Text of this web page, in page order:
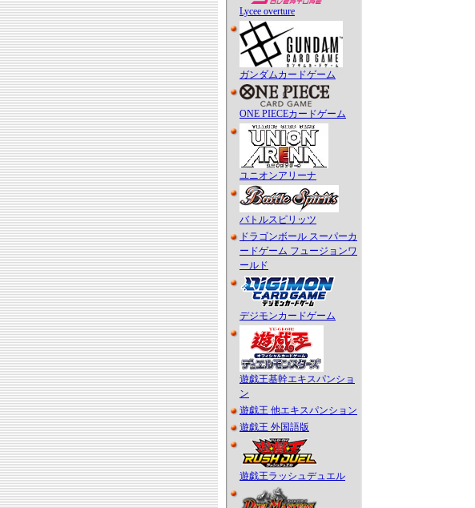
Lycee overture
ガンダムカードゲーム
ONE PIECEカードゲーム
ユニオンアリーナ
バトルスピリッツ
ドラゴンボール スーパーカ
ードゲーム フュージョンワ
ールド
デジモンカードゲーム
遊戯王基幹エキスパンショ
ン
遊戯王 他エキスパンション
遊戯王 外国語版
遊戯王ラッシュデュエル